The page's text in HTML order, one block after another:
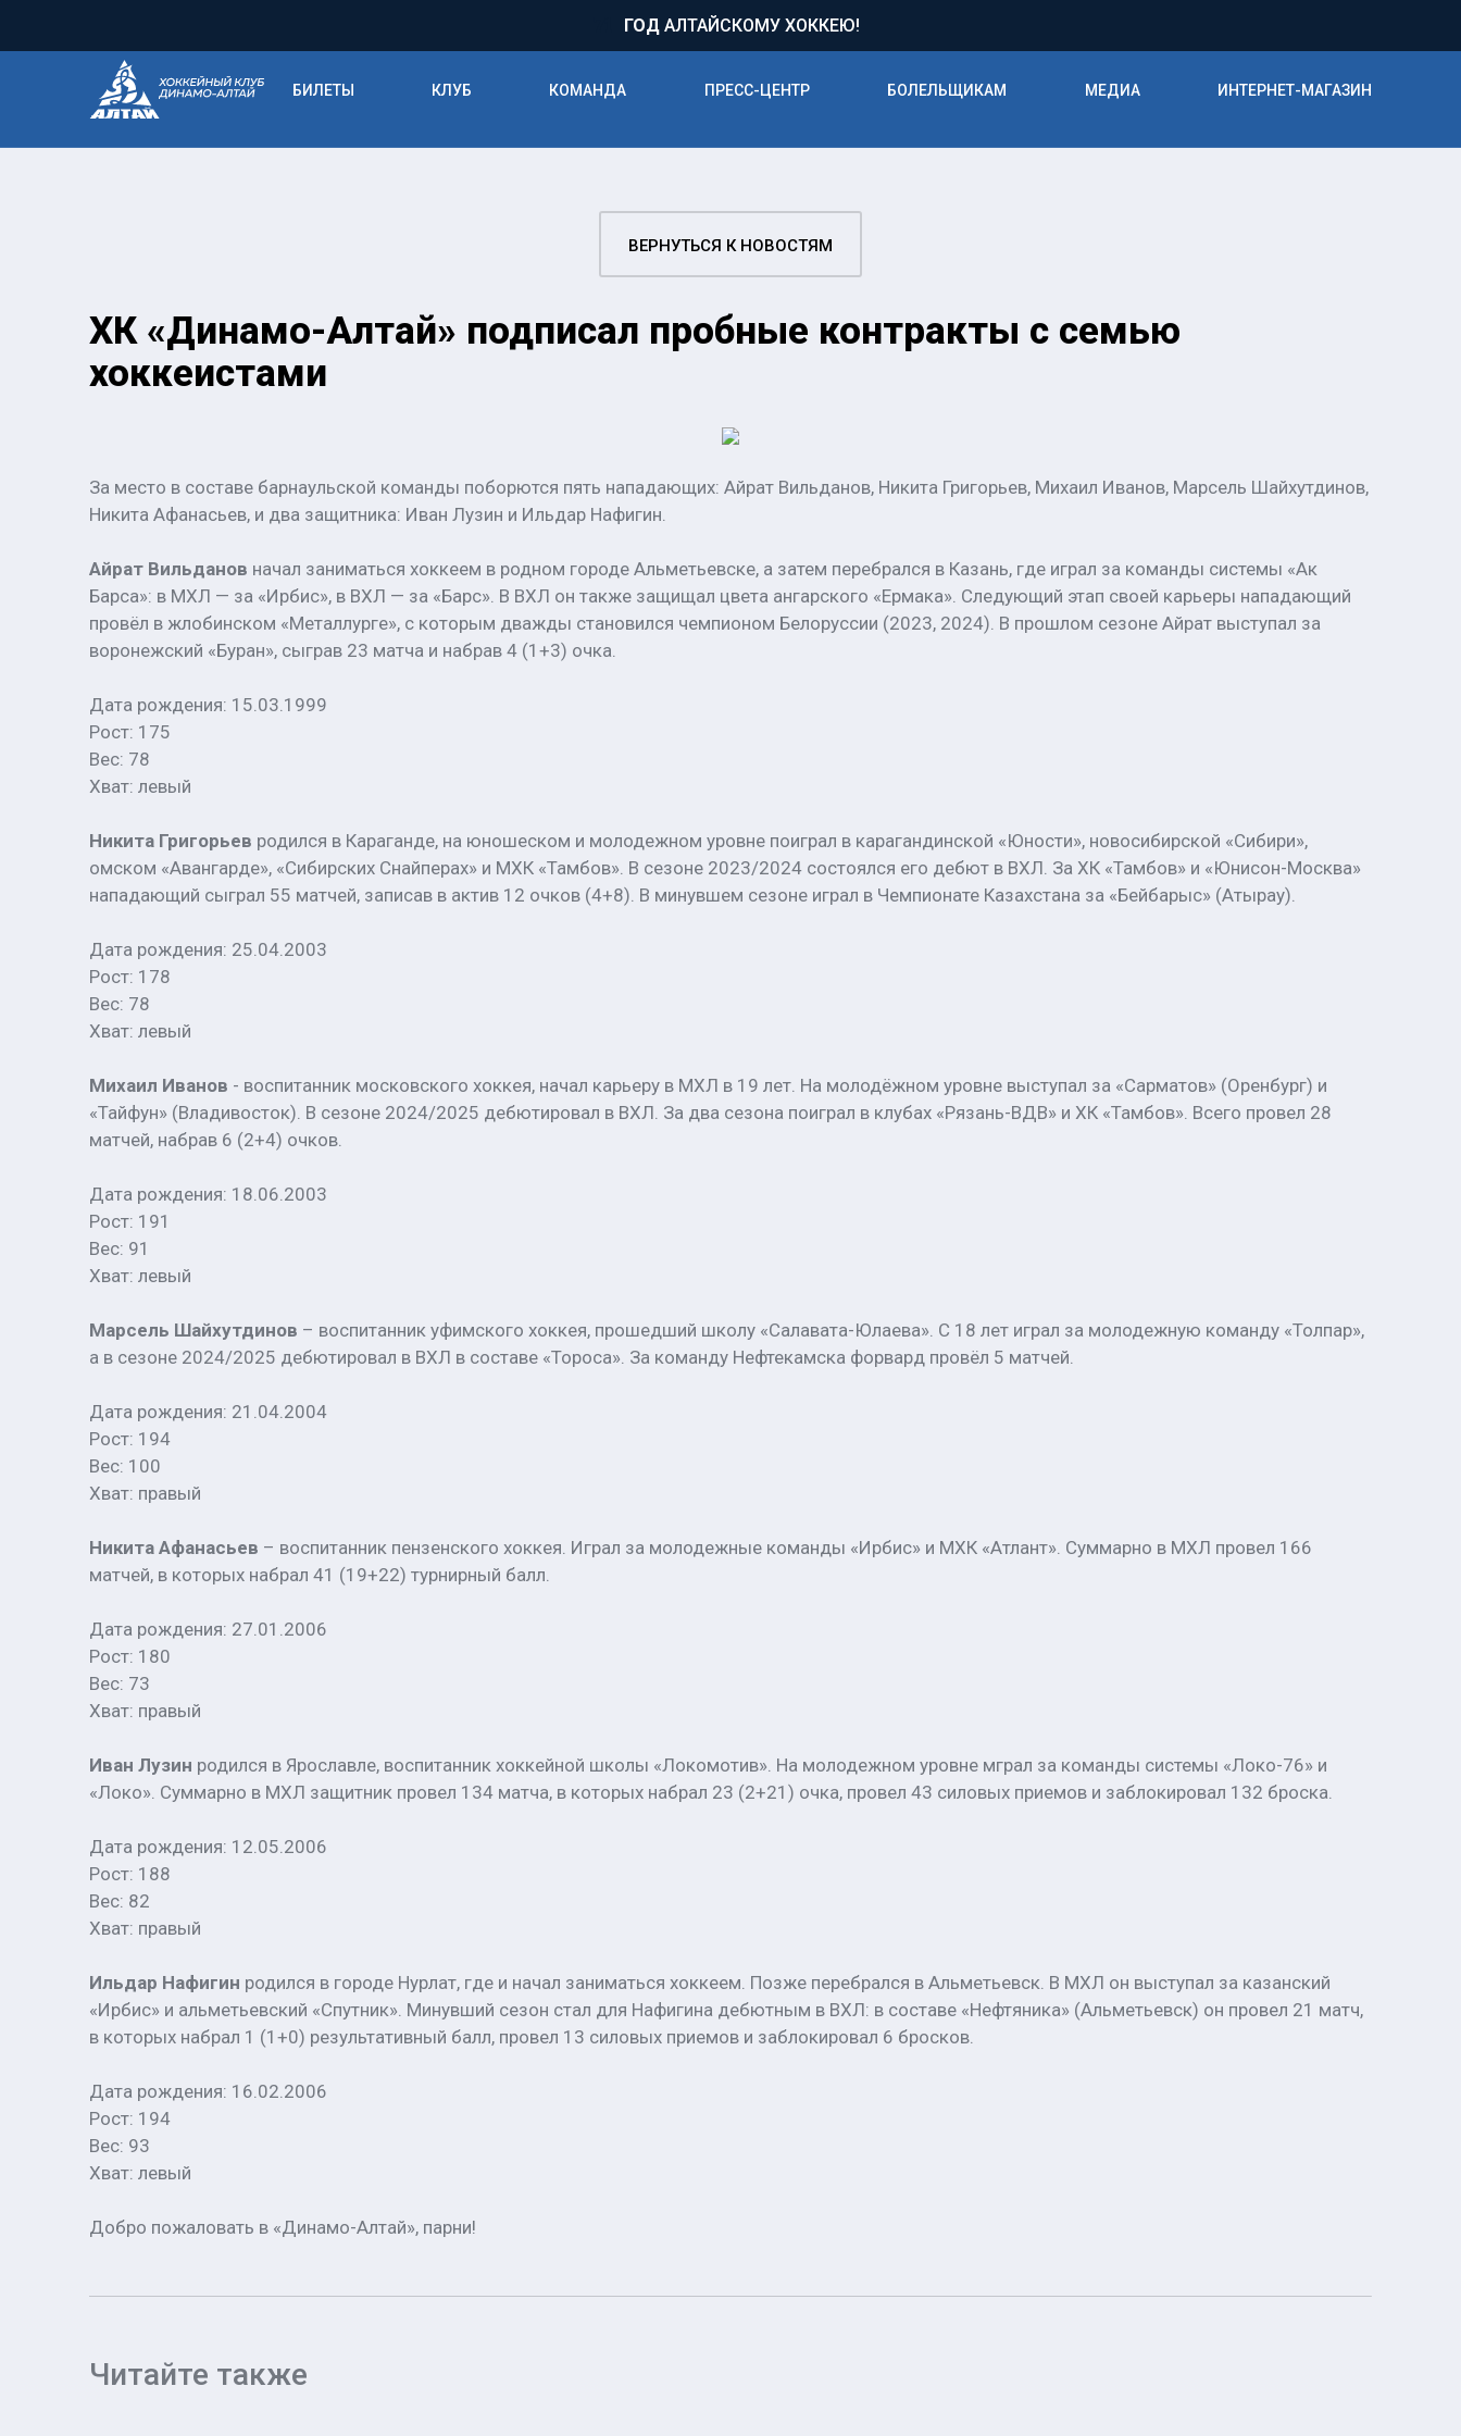
ГОДАЛТАЙСКОМУ ХОККЕЮ!
БИЛЕТЫ КЛУБ КОМАНДА ПРЕСС-ЦЕНТР БОЛЕЛЬЩИКАМ МЕДИА ИНТЕРНЕТ-МАГАЗИН
ВЕРНУТЬСЯ К НОВОСТЯМ
ХК «Динамо-Алтай» подписал пробные контракты с семью
хоккеистами
За место в составе барнаульской команды поборются пять нападающих: Айрат Вильданов, Никита Григорьев, Михаил Иванов, Марсель Шайхутдинов,
Никита Афанасьев, и два защитника: Иван Лузин и Ильдар Нафигин.
Айрат Вильданов начал заниматься хоккеем в родном городе Альметьевске, а затем перебрался в Казань, где играл за команды системы «Ак
Барса»: в МХЛ — за «Ирбис», в ВХЛ — за «Барс». В ВХЛ он также защищал цвета ангарского «Ермака». Следующий этап своей карьеры нападающий
провёл в жлобинском «Металлурге», с которым дважды становился чемпионом Белоруссии (2023, 2024). В прошлом сезоне Айрат выступал за
воронежский «Буран», сыграв 23 матча и набрав 4 (1+3) очка.
Дата рождения: 15.03.1999
Рост: 175
Вес: 78
Хват: левый
Никита Григорьев родился в Караганде, на юношеском и молодежном уровне поиграл в карагандинской «Юности», новосибирской «Сибири»,
омском «Авангарде», «Сибирских Снайперах» и МХК «Тамбов». В сезоне 2023/2024 состоялся его дебют в ВХЛ. За ХК «Тамбов» и «Юнисон-Москва»
нападающий сыграл 55 матчей, записав в актив 12 очков (4+8). В минувшем сезоне играл в Чемпионате Казахстана за «Бейбарыс» (Атырау).
Дата рождения: 25.04.2003
Рост: 178
Вес: 78
Хват: левый
Михаил Иванов - воспитанник московского хоккея, начал карьеру в МХЛ в 19 лет. На молодёжном уровне выступал за «Сарматов» (Оренбург) и
«Тайфун» (Владивосток). В сезоне 2024/2025 дебютировал в ВХЛ. За два сезона поиграл в клубах «Рязань-ВДВ» и ХК «Тамбов». Всего провел 28
матчей, набрав 6 (2+4) очков.
Дата рождения: 18.06.2003
Рост: 191
Вес: 91
Хват: левый
Марсель Шайхутдинов – воспитанник уфимского хоккея, прошедший школу «Салавата-Юлаева». С 18 лет играл за молодежную команду «Толпар»,
а в сезоне 2024/2025 дебютировал в ВХЛ в составе «Тороса». За команду Нефтекамска форвард провёл 5 матчей.
Дата рождения: 21.04.2004
Рост: 194
Вес: 100
Хват: правый
Никита Афанасьев – воспитанник пензенского хоккея. Играл за молодежные команды «Ирбис» и МХК «Атлант». Суммарно в МХЛ провел 166
матчей, в которых набрал 41 (19+22) турнирный балл.
Дата рождения: 27.01.2006
Рост: 180
Вес: 73
Хват: правый
Иван Лузин родился в Ярославле, воспитанник хоккейной школы «Локомотив». На молодежном уровне мграл за команды системы «Локо-76» и
«Локо». Суммарно в МХЛ защитник провел 134 матча, в которых набрал 23 (2+21) очка, провел 43 силовых приемов и заблокировал 132 броска.
Дата рождения: 12.05.2006
Рост: 188
Вес: 82
Хват: правый
Ильдар Нафигин родился в городе Нурлат, где и начал заниматься хоккеем. Позже перебрался в Альметьевск. В МХЛ он выступал за казанский
«Ирбис» и альметьевский «Спутник». Минувший сезон стал для Нафигина дебютным в ВХЛ: в составе «Нефтяника» (Альметьевск) он провел 21 матч,
в которых набрал 1 (1+0) результативный балл, провел 13 силовых приемов и заблокировал 6 бросков.
Дата рождения: 16.02.2006
Рост: 194
Вес: 93
Хват: левый
Добро пожаловать в «Динамо-Алтай», парни!
Читайте также